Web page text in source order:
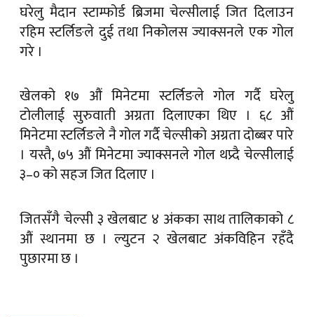
घरेलु मैदान स्टाम्फोर्ड ब्रिजमा चेल्सीलाई जित दिलाउन
रहिम स्टर्लिङले दुई तथा निकोलस ज्याक्सनले एक गोल
गरे ।
खेलको १७ औं मिनेटमा स्टर्लिङले गोल गर्दै घरेलु
टोलीलाई सुरुवाती अग्रता दिलाएका थिए । ६८ औं
मिनेटमा स्टर्लिङले नै गोल गर्दै चेल्सीको अग्रता दोब्बर पारे
। यस्तै, ७५ औं मिनेटमा ज्याक्सनले गोल थप्र्दै चेल्सीलाई
३–० को सहज जित दिलाए ।
जितसँगै चेल्सी ३ खेलबाट ४ अंकका साथ तालिकाको ८
औं स्थानमा छ । ल्युटन २ खेलबाट अंकविहिन रहँदै
पुछारमा छ ।